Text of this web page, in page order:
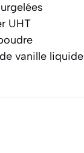
UHT
vanille liquide